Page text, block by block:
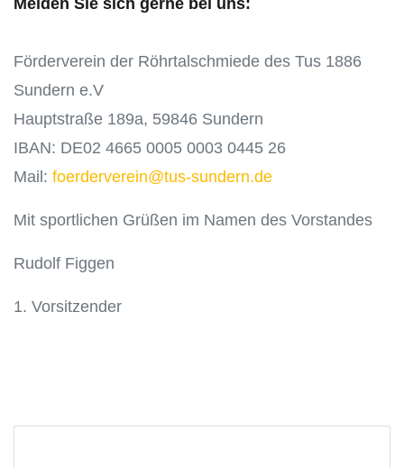
Förderverein der Röhrtalschmiede des Tus 1886
Sundern e.V
Hauptstraße 189a, 59846 Sundern
IBAN: DE02 4665 0005 0003 0445 26
Mail: foerderverein@tus-sundern.de
Mit sportlichen Grüßen im Namen des Vorstandes
Rudolf Figgen
1. Vorsitzender